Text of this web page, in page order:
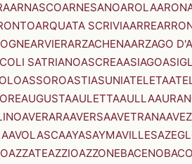
ARNASCOARNESANOAROLA
ARQUATA SCRIVIAARRE
ARVIERARZACHENAARZAGO
SATRIANOASCREAASIAGO
ASSOROASTIASUNIATELETA
AUGUSTAAULETTAAULLA
AVERARAAVERSAAVETRANA
AVOLASCAAYASAYMAVILLES
AZZATEAZZIOAZZONEBACENO